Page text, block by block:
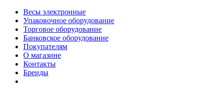
Весы электронные
Упаковочное оборудование
Торговое оборудование
Банковское оборудование
Покупателям
О магазине
Контакты
Бренды